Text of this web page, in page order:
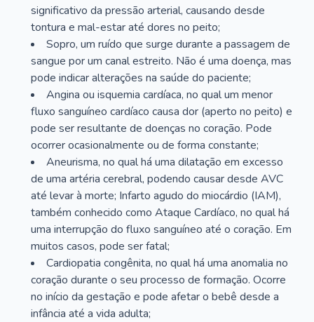
significativo da pressão arterial, causando desde
tontura e mal-estar até dores no peito;
Sopro, um ruído que surge durante a passagem de
sangue por um canal estreito. Não é uma doença, mas
pode indicar alterações na saúde do paciente;
Angina ou isquemia cardíaca, no qual um menor
fluxo sanguíneo cardíaco causa dor (aperto no peito) e
pode ser resultante de doenças no coração. Pode
ocorrer ocasionalmente ou de forma constante;
Aneurisma, no qual há uma dilatação em excesso
de uma artéria cerebral, podendo causar desde AVC
até levar à morte; Infarto agudo do miocárdio (IAM),
também conhecido como Ataque Cardíaco, no qual há
uma interrupção do fluxo sanguíneo até o coração. Em
muitos casos, pode ser fatal;
Cardiopatia congênita, no qual há uma anomalia no
coração durante o seu processo de formação. Ocorre
no início da gestação e pode afetar o bebê desde a
infância até a vida adulta;